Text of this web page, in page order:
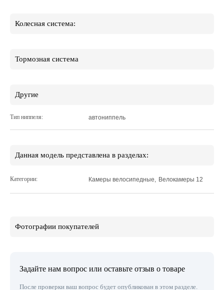
Колесная система:
Тормозная система
Другие
Тип ниппеля: автониппель
Данная модель представлена в разделах:
Категории: Камеры велосипедные Велокамеры 12
Фотографии покупателей
Задайте нам вопрос или оставьте отзыв о товаре
После проверки ваш вопрос будет опубликован в этом разделе.